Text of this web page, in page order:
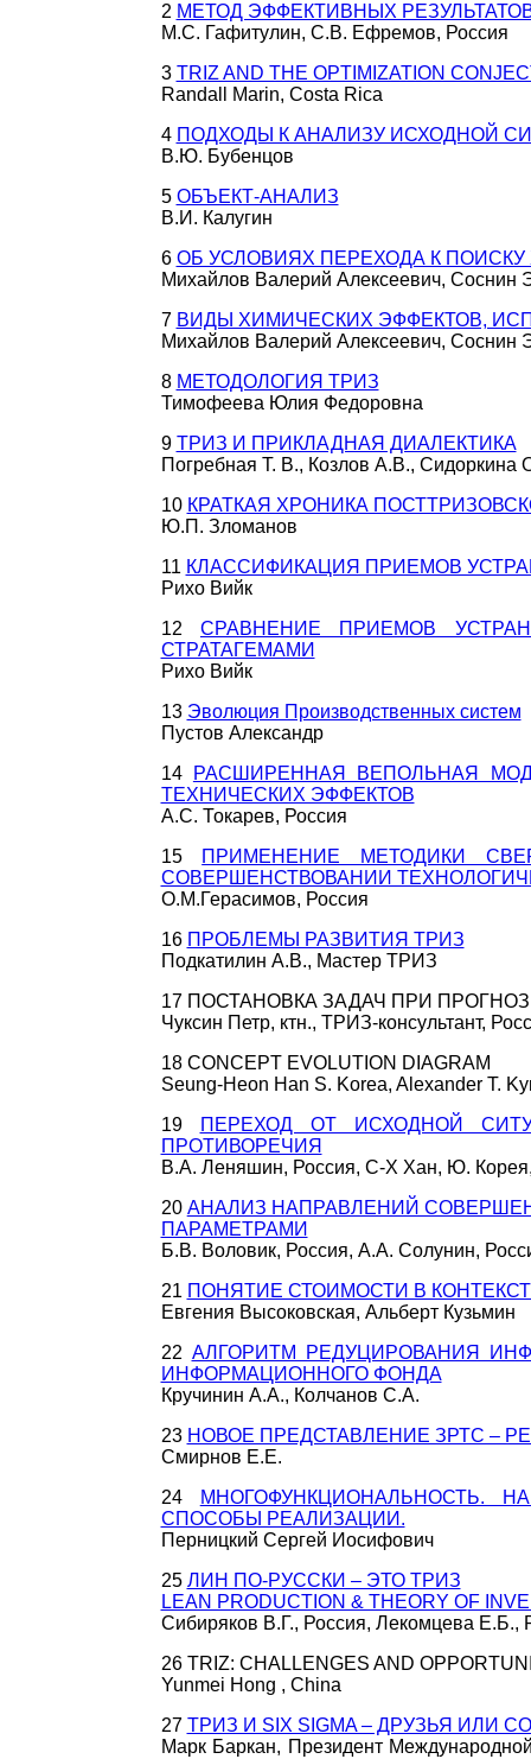
2 МЕТОД ЭФФЕКТИВНЫХ
М.С. Гафитулин, С.В. Ефремов, Россия
3 TRIZ AND THE OPTIMIZATION
Randall Marin, Costa Rica
4 ПОДХОДЫ К АНАЛИЗУ ИСХОДНОЙ
В.Ю. Бубенцов
5 ОБЪЕКТ-АНАЛИЗ
В.И. Калугин
6 ОБ УСЛОВИЯХ ПЕРЕХОДА К
Михайлов Валерий Алексеевич, Соснин
7 ВИДЫ ХИМИЧЕСКИХ ЭФФЕКТОВ,
Михайлов Валерий Алексеевич, Соснин
8 МЕТОДОЛОГИЯ ТРИЗ
Тимофеева Юлия Федоровна
9 ТРИЗ И ПРИКЛАДНАЯ ДИАЛЕКТИКА
Погребная Т. В., Козлов А.В., Сидоркина
10 КРАТКАЯ ХРОНИКА
Ю.П. Зломанов
11 КЛАССИФИКАЦИЯ ПРИЕМОВ
Рихо Вийк
12 СРАВНЕНИЕ ПРИЕМОВ
СТРАТАГЕМАМИ
Рихо Вийк
13 Эволюция Производственных систем
Пустов Александр
14
РАСШИРЕННАЯ ВЕПОЛЬНАЯ
ТЕХНИЧЕСКИХ ЭФФЕКТОВ
А.С. Токарев, Россия
15
ПРИМЕНЕНИЕ МЕТОДИКИ
СОВЕРШЕНСТВОВАНИИ
О.М.Герасимов, Россия
16 ПРОБЛЕМЫ РАЗВИТИЯ ТРИЗ
Подкатилин А.В., Мастер ТРИЗ
17 ПОСТАНОВКА ЗАДАЧ ПРИ
Чуксин Петр, ктн., ТРИЗ-консультант,
18 CONCEPT EVOLUTION DIAGRAM
Seung-Heon Han S. Korea, Alexander T.
19
ПЕРЕХОД ОТ ИСХОДНОЙ
ПРОТИВОРЕЧИЯ
В.А. Леняшин, Россия, С-Х Хан, Ю.
20 АНАЛИЗ НАПРАВЛЕНИЙ
ПАРАМЕТРАМИ
Б.В. Воловик, Россия, А.А. Солунин,
21 ПОНЯТИЕ СТОИМОСТИ В
Евгения Высоковская, Альберт Кузьмин
22 АЛГОРИТМ РЕДУЦИРОВАНИЯ
ИНФОРМАЦИОННОГО ФОНДА
Кручинин А.А., Колчанов С.А.
23 НОВОЕ ПРЕДСТАВЛЕНИЕ ЗРТС –
Смирнов Е.Е.
24
МНОГОФУНКЦИОНАЛЬНОСТЬ.
СПОСОБЫ РЕАЛИЗАЦИИ.
Перницкий Сергей Иосифович
25 ЛИН ПО-РУССКИ – ЭТО ТРИЗ
LEAN PRODUCTION & THEORY OF
Сибиряков В.Г., Россия, Лекомцева Е.Б.,
26 TRIZ: CHALLENGES AND
Yunmei Hong , China
27 ТРИЗ И SIX SIGMA – ДРУЗЬЯ ИЛИ
Марк Баркан, Президент